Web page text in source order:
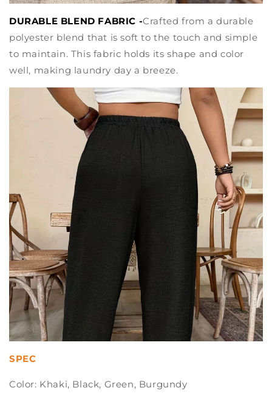
DURABLE BLEND FABRIC -Crafted from a durable
polyester blend that is soft to the touch and simple
to maintain. This fabric holds its shape and color
well, making laundry day a breeze.
SPEC
Color: Khaki, Black, Green, Burgundy